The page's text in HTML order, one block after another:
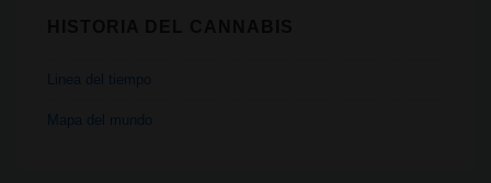
Linea del tiempo
Mapa del mundo